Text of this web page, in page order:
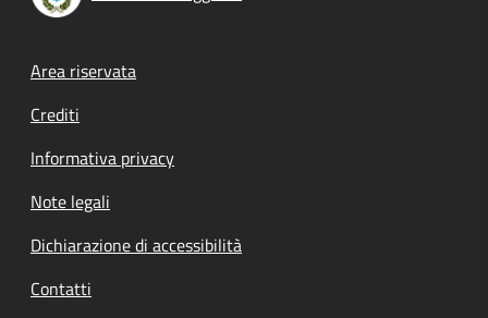
Footer menu
Area riservata
Crediti
Informativa privacy
Note legali
Dichiarazione di accessibilità
Contatti